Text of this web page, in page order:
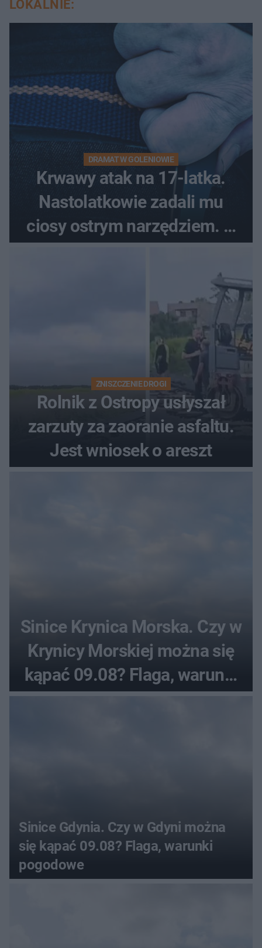
LOKALNIE:
DRAMAT W GOLENIOWIE
Krwawy atak na 17-latka.
Nastolatkowie zadali mu
ciosy ostrym narzędziem. O
ZNISZCZENIE DROGI
Rolnik z Ostropy usłyszał
zarzuty za zaoranie asfaltu.
Jest wniosek o areszt
Sinice Krynica Morska. Czy w
Krynicy Morskiej można się
kąpać 09.08? Flaga, warunki
Sinice Gdynia. Czy w Gdyni można
się kąpać 09.08? Flaga, warunki
pogodowe